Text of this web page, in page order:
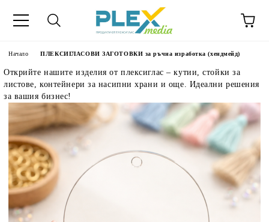
Начало ПЛЕКСИГЛАСОВИ ЗАГОТОВКИ за ръчна изработка (хендмейд)
Открийте нашите изделия от плексиглас – кутии, стойки за
листове, контейнери за насипни храни и още. Идеални решения
за вашия бизнес!